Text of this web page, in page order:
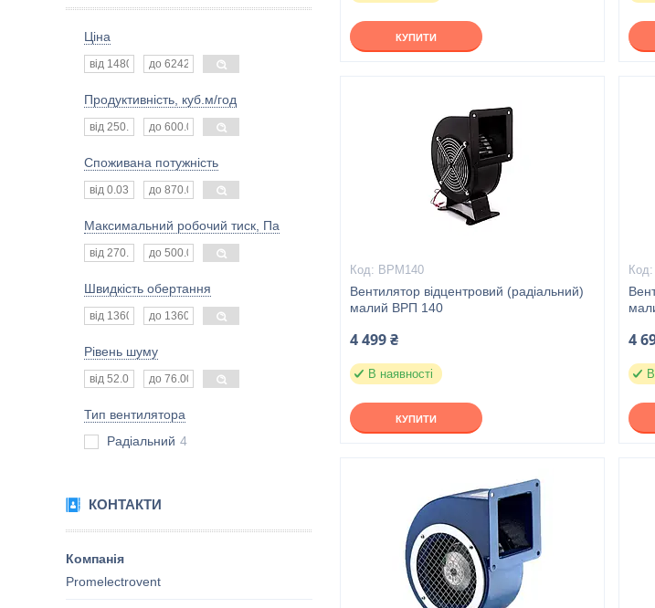
Ціна
Продуктивність, куб.м/год
Споживана потужність
Максимальний робочий тиск, Па
Швидкість обертання
Рівень шуму
Тип вентилятора
Радіальний 4
КОНТАКТИ
Promelectrovent
КУПИТИ
ВРМ140
Вентилятор відцентровий (радіальний)
малий ВРП 140
4 499 ₴
В наявності
КУПИТИ
4